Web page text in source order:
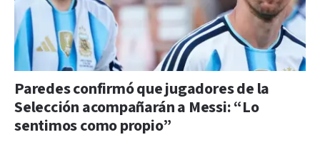
Paredes confirmó que jugadores de la
Selección acompañarán a Messi: “Lo
sentimos como propio”